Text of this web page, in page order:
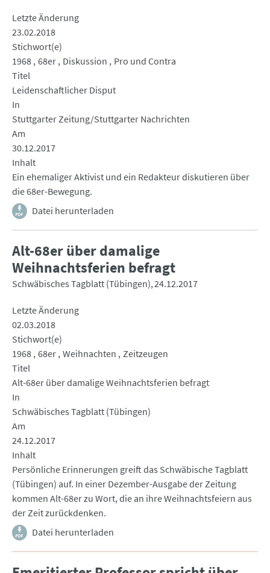
Letzte Änderung
23.02.2018
Stichwort(e)
1968 68er Diskussion
Pro und Contra
Titel
Leidenschaftlicher Disput
In
Stuttgarter Zeitung/Stuttgarter Nachrichten
Am
30.12.2017
Inhalt
Ein ehemaliger Aktivist und ein Redakteur diskutieren über
die 68er-Bewegung.
Datei herunterladen
Alt-68er über damalige
Weihnachtsferien befragt
Schwäbisches Tagblatt (Tübingen) 24.12.2017
Letzte Änderung
02.03.2018
Stichwort(e)
1968 68er Weihnachten Zeitzeugen
Titel
Alt-68er über damalige Weihnachtsferien befragt
In
Schwäbisches Tagblatt (Tübingen)
Am
24.12.2017
Inhalt
Persönliche Erinnerungen greift das Schwäbische Tagblatt
(Tübingen) auf. In einer Dezember-Ausgabe der Zeitung
kommen Alt-68er zu Wort, die an ihre Weihnachtsfeiern aus
der Zeit zurückdenken.
Datei herunterladen